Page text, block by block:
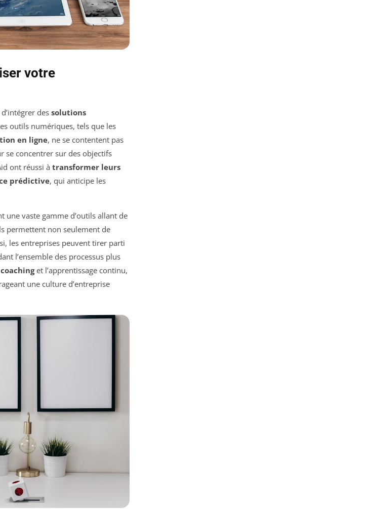
votre
des solutions
outils numériques, tels que les
en ligne, ne se contentent pas
se concentrer sur des objectifs
ont réussi à transformer leurs
prédictive, qui anticipe les
une vaste gamme d’outils allant de
permettent non seulement de
les entreprises peuvent tirer parti
l’ensemble des processus plus
coachinget l’apprentissage continu,
une culture d’entreprise